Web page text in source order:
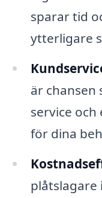
sparar tid
ytterligare
är
service och
för dina
plåtslagare